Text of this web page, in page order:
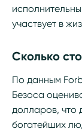
участвует в
Сколько
По данным
Безоса
долларов, что
богатейших